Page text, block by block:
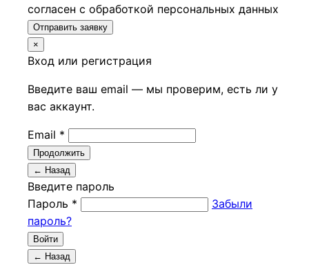
согласен с обработкой персональных данных
Отправить заявку
×
Вход или регистрация
Введите ваш email — мы проверим, есть ли у
вас аккаунт.
Email *
Продолжить
← Назад
Введите пароль
Пароль *
Забыли
пароль?
Войти
← Назад